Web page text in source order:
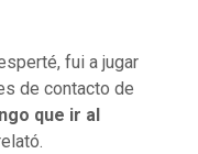
fui a jugar
de contacto de
que ir al